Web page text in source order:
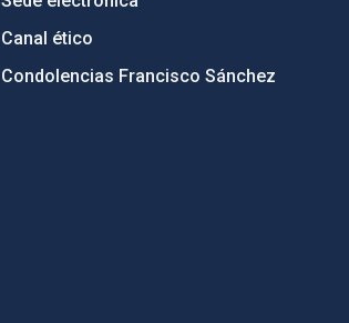
Canal ético
Condolencias Francisco Sánchez